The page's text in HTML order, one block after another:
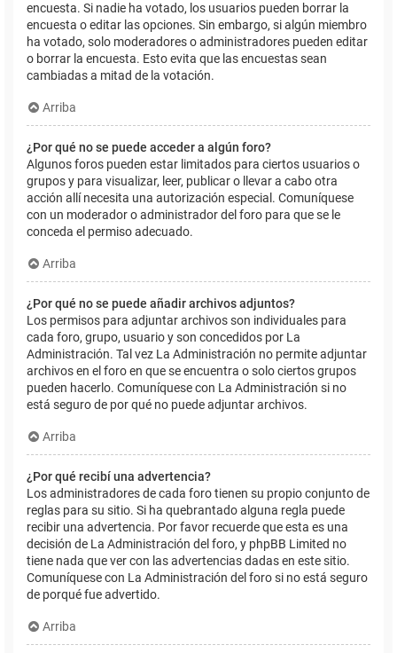
encuesta. Si nadie ha votado, los usuarios pueden borrar la
encuesta o editar las opciones. Sin embargo, si algún miembro
ha votado, solo moderadores o administradores pueden editar
o borrar la encuesta. Esto evita que las encuestas sean
cambiadas a mitad de la votación.
Arriba
¿Por qué no se puede acceder a algún foro?
Algunos foros pueden estar limitados para ciertos usuarios o
grupos y para visualizar, leer, publicar o llevar a cabo otra
acción allí necesita una autorización especial. Comuníquese
con un moderador o administrador del foro para que se le
conceda el permiso adecuado.
Arriba
¿Por qué no se puede añadir archivos adjuntos?
Los permisos para adjuntar archivos son individuales para
cada foro, grupo, usuario y son concedidos por La
Administración. Tal vez La Administración no permite adjuntar
archivos en el foro en que se encuentra o solo ciertos grupos
pueden hacerlo. Comuníquese con La Administración si no
está seguro de por qué no puede adjuntar archivos.
Arriba
¿Por qué recibí una advertencia?
Los administradores de cada foro tienen su propio conjunto de
reglas para su sitio. Si ha quebrantado alguna regla puede
recibir una advertencia. Por favor recuerde que esta es una
decisión de La Administración del foro, y phpBB Limited no
tiene nada que ver con las advertencias dadas en este sitio.
Comuníquese con La Administración del foro si no está seguro
de porqué fue advertido.
Arriba